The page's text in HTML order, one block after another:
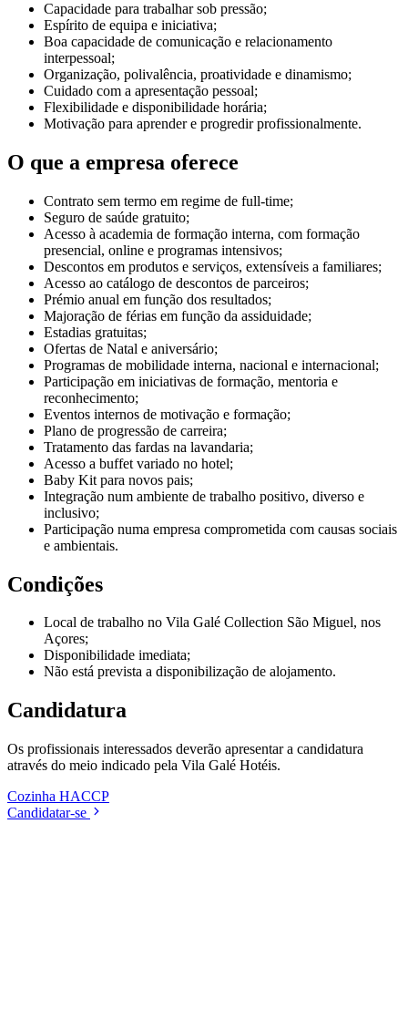
Capacidade para trabalhar sob pressão;
Espírito de equipa e iniciativa;
Boa capacidade de comunicação e relacionamento
interpessoal;
Organização, polivalência, proatividade e dinamismo;
Cuidado com a apresentação pessoal;
Flexibilidade e disponibilidade horária;
Motivação para aprender e progredir profissionalmente.
O que a empresa oferece
Contrato sem termo em regime de full-time;
Seguro de saúde gratuito;
Acesso à academia de formação interna, com formação
presencial, online e programas intensivos;
Descontos em produtos e serviços, extensíveis a familiares;
Acesso ao catálogo de descontos de parceiros;
Prémio anual em função dos resultados;
Majoração de férias em função da assiduidade;
Estadias gratuitas;
Ofertas de Natal e aniversário;
Programas de mobilidade interna, nacional e internacional;
Participação em iniciativas de formação, mentoria e
reconhecimento;
Eventos internos de motivação e formação;
Plano de progressão de carreira;
Tratamento das fardas na lavandaria;
Acesso a buffet variado no hotel;
Baby Kit para novos pais;
Integração num ambiente de trabalho positivo, diverso e
inclusivo;
Participação numa empresa comprometida com causas sociais
e ambientais.
Condições
Local de trabalho no Vila Galé Collection São Miguel, nos
Açores;
Disponibilidade imediata;
Não está prevista a disponibilização de alojamento.
Candidatura
Os profissionais interessados deverão apresentar a candidatura
através do meio indicado pela Vila Galé Hotéis.
Cozinha HACCP
Candidatar-se